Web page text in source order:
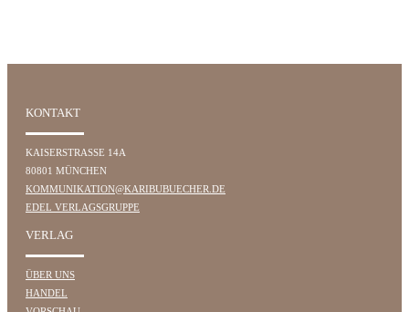
KONTAKT
KAISERSTRASSE 14A
80801 MÜNCHEN
KOMMUNIKATION@KARIBUBUECHER.DE
EDEL VERLAGSGRUPPE
VERLAG
ÜBER UNS
HANDEL